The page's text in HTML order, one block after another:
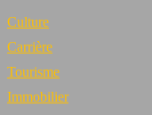
Culture
Carrière
Tourisme
Immobilier